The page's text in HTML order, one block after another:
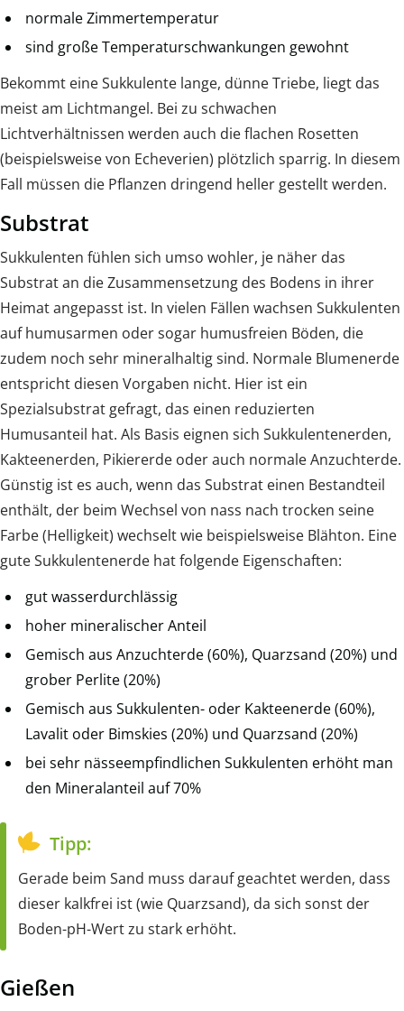
normale Zimmertemperatur
sind große Temperaturschwankungen gewohnt
Bekommt eine Sukkulente lange, dünne Triebe, liegt das
meist am Lichtmangel. Bei zu schwachen
Lichtverhältnissen werden auch die flachen Rosetten
(beispielsweise von Echeverien) plötzlich sparrig. In diesem
Fall müssen die Pflanzen dringend heller gestellt werden.
Substrat
Sukkulenten fühlen sich umso wohler, je näher das
Substrat an die Zusammensetzung des Bodens in ihrer
Heimat angepasst ist. In vielen Fällen wachsen Sukkulenten
auf humusarmen oder sogar humusfreien Böden, die
zudem noch sehr mineralhaltig sind. Normale Blumenerde
entspricht diesen Vorgaben nicht. Hier ist ein
Spezialsubstrat gefragt, das einen reduzierten
Humusanteil hat. Als Basis eignen sich Sukkulentenerden,
Kakteenerden, Pikiererde oder auch normale Anzuchterde.
Günstig ist es auch, wenn das Substrat einen Bestandteil
enthält, der beim Wechsel von nass nach trocken seine
Farbe (Helligkeit) wechselt wie beispielsweise Blähton. Eine
gute Sukkulentenerde hat folgende Eigenschaften:
gut wasserdurchlässig
hoher mineralischer Anteil
Gemisch aus Anzuchterde (60%), Quarzsand (20%) und
grober Perlite (20%)
Gemisch aus Sukkulenten- oder Kakteenerde (60%),
Lavalit oder Bimskies (20%) und Quarzsand (20%)
bei sehr nässeempfindlichen Sukkulenten erhöht man
den Mineralanteil auf 70%
Tipp:
Gerade beim Sand muss darauf geachtet werden, dass
dieser kalkfrei ist (wie Quarzsand), da sich sonst der
Boden-pH-Wert zu stark erhöht.
Gießen